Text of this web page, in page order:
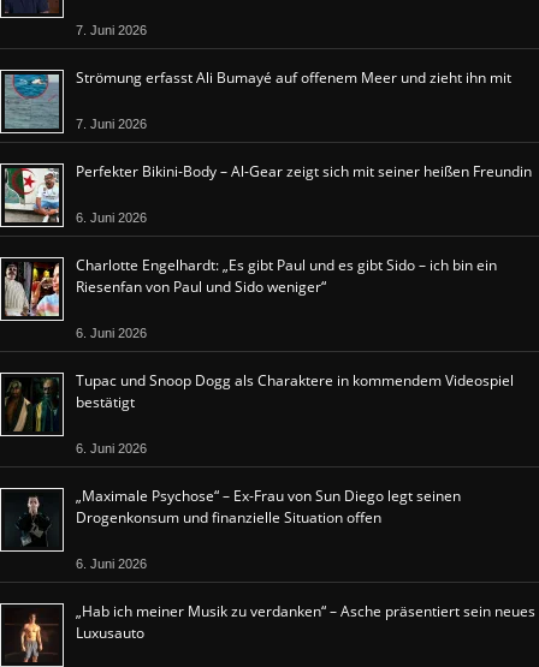
7. Juni 2026
Strömung erfasst Ali Bumayé auf offenem Meer und zieht ihn mit
7. Juni 2026
Perfekter Bikini-Body – Al-Gear zeigt sich mit seiner heißen Freundin
6. Juni 2026
Charlotte Engelhardt: „Es gibt Paul und es gibt Sido – ich bin ein
Riesenfan von Paul und Sido weniger“
6. Juni 2026
Tupac und Snoop Dogg als Charaktere in kommendem Videospiel
bestätigt
6. Juni 2026
„Maximale Psychose“ – Ex-Frau von Sun Diego legt seinen
Drogenkonsum und finanzielle Situation offen
6. Juni 2026
„Hab ich meiner Musik zu verdanken“ – Asche präsentiert sein neues
Luxusauto